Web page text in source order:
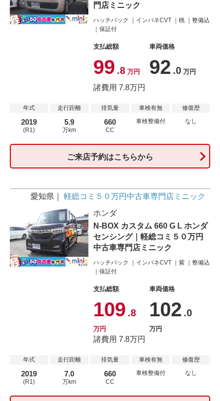
門店ミニック
ハッチバック インパネCVT 桃
整備込
保証付
支払総額
99 .8 万円
諸費用 7.8万円
車両価格
92 .0 万円
年式
2019
(R1)
走行距離
5.9
万km
排気量
660
CC
車検有無
車検整備付
修復歴
なし
ご来店予約はこちらから
愛知県
軽総コミ５０万円中古車専門店ミニック
ホンダ
N-BOX カスタム 660 G L ホンダ
センシング｜軽総コミ５０万円
中古車専門店ミニック
ハッチバック インパネCVT 紫
整備込
保証付
支払総額
109 .8
万円
諸費用 7.8万円
車両価格
102 .0
万円
年式
2019
(R1)
走行距離
7.0
万km
排気量
660
CC
車検有無
車検整備付
修復歴
なし